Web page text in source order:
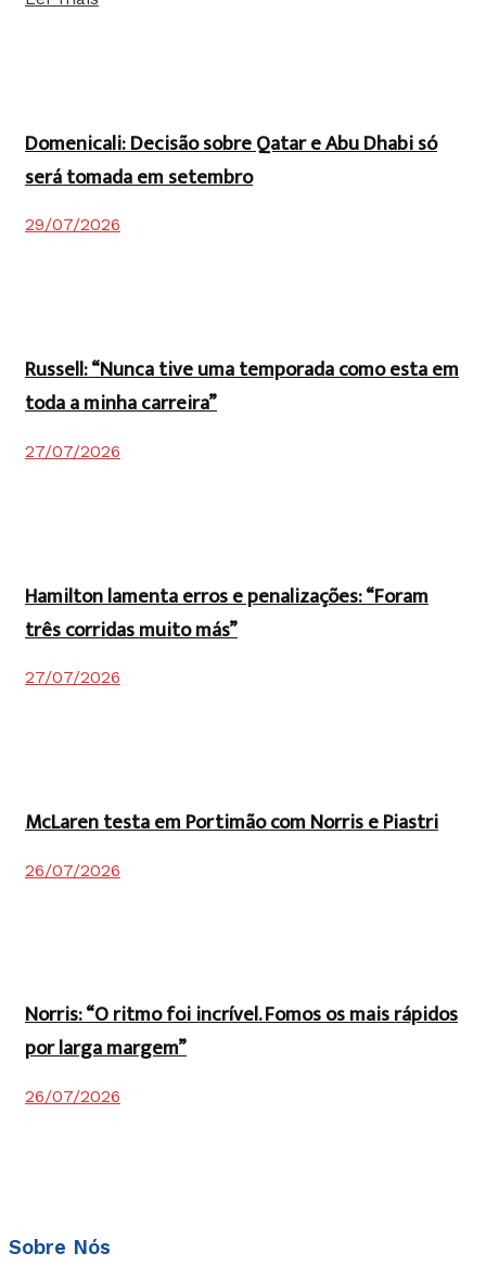
Domenicali: Decisão sobre Qatar e Abu Dhabi só
será tomada em setembro
29/07/2026
Russell: “Nunca tive uma temporada como esta em
toda a minha carreira”
27/07/2026
Hamilton lamenta erros e penalizações: “Foram
três corridas muito más”
27/07/2026
McLaren testa em Portimão com Norris e Piastri
26/07/2026
Norris: “O ritmo foi incrível. Fomos os mais rápidos
por larga margem”
26/07/2026
Sobre Nós